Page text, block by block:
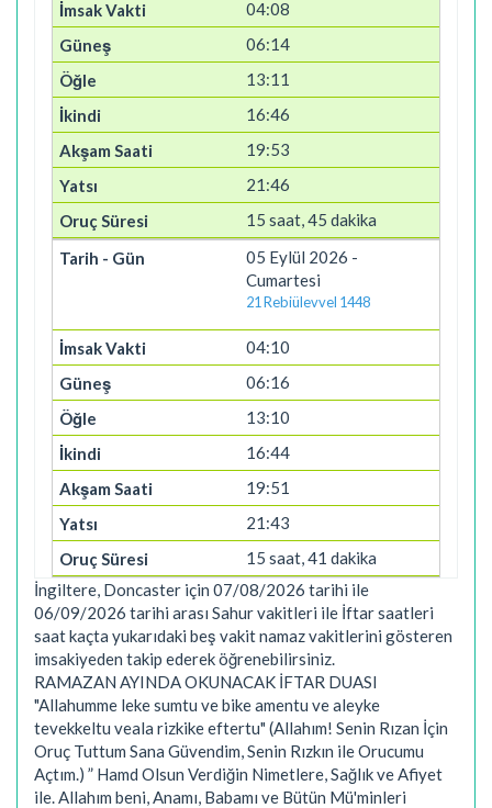
04:08
06:14
13:11
16:46
19:53
21:46
15 saat, 45 dakika
05 Eylül 2026 -
Cumartesi
21 Rebiülevvel 1448
04:10
06:16
13:10
16:44
19:51
21:43
15 saat, 41 dakika
İngiltere, Doncaster için 07/08/2026 tarihi ile
06/09/2026 tarihi arası Sahur vakitleri ile İftar saatleri
saat kaçta yukarıdaki beş vakit namaz vakitlerini gösteren
imsakiyeden takip ederek öğrenebilirsiniz.
RAMAZAN AYINDA OKUNACAK İFTAR DUASI
"Allahumme leke sumtu ve bike amentu ve aleyke
tevekkeltu veala rizkike eftertu" (Allahım! Senin Rızan İçin
Oruç Tuttum Sana Güvendim, Senin Rızkın ile Orucumu
Açtım.) ” Hamd Olsun Verdiğin Nimetlere, Sağlık ve Afiyet
ile. Allahım beni, Anamı, Babamı ve Bütün Mü'minleri